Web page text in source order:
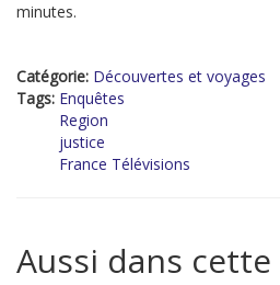
minutes.
Catégorie: Découvertes et voyages
Tags: Enquêtes
Region
justice
France Télévisions
Aussi dans